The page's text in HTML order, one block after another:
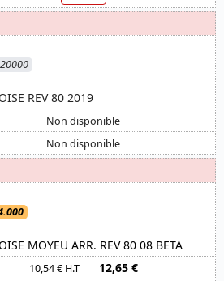
REV 80 2019
Non disponible
Non disponible
MOYEU ARR. REV 80 08 BETA
10,54 € H.T 12,65 €